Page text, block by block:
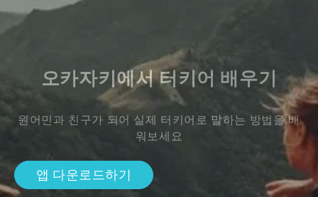
오카자키에서 터키어 배우기
원어민과 친구가 되어 실제 터키어로 말하는 방법을 배
워보세요
앱 다운로드하기